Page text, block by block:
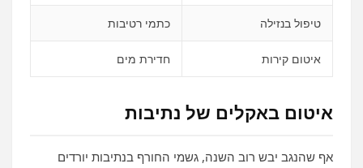
טיפול בנזילה כתמי רטיבות
איטום קירות חדירת מים
איטום באקלים של נתיבות
אף שהנגב יבש רוב השנה, גשמי החורף בנתיבות יורדים